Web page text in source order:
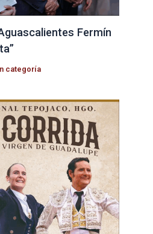
Fermín
categoría